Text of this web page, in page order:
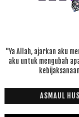
"Ya Allah, ajarkan aku
aku untuk mengubah
ASMAUL